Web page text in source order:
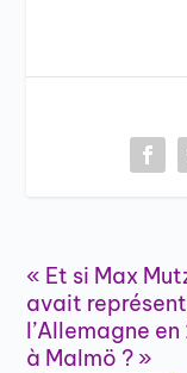
« Et si Max
avait
l’Allemagne
à Malmö ? »